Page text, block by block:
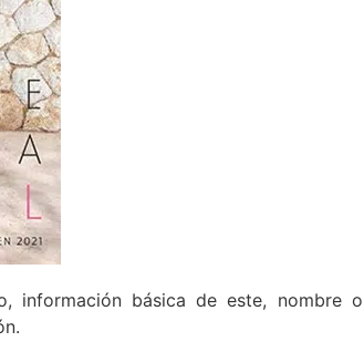
información básica de este, nombre o